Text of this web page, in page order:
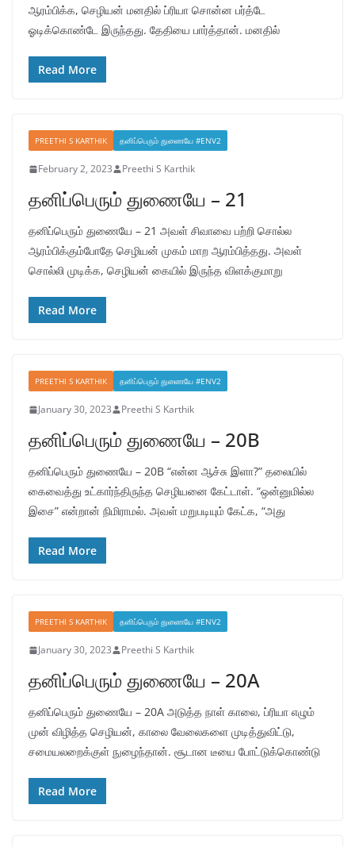
ஆரம்பிக்க, செழியன் மனதில் ப்ரியா சொன்ன பர்த்டே
ஓடிக்கொண்டே இருந்தது. தேதியை பார்த்தான். மனதில்
Read More
PREETHI S KARTHIK தனிப்பெரும் துணையே #ENV2
February 2, 2023 Preethi S Karthik
தனிப்பெரும் துணையே – 21
தனிப்பெரும் துணையே – 21 அவள் சிவாவை பற்றி சொல்ல
ஆரம்பிக்கும்போதே செழியன் முகம் மாற ஆரம்பித்தது. அவள்
சொல்லி முடிக்க, செழியன் கையில் இருந்த விளக்குமாறு
Read More
PREETHI S KARTHIK தனிப்பெரும் துணையே #ENV2
January 30, 2023 Preethi S Karthik
தனிப்பெரும் துணையே – 20B
தனிப்பெரும் துணையே – 20B “என்ன ஆச்சு இளா?” தலையில்
கைவைத்து உட்கார்ந்திருந்த செழியனை கேட்டாள். “ஒன்னுமில்ல
இசை” என்றான் நிமிராமல். அவள் மறுபடியும் கேட்க, “அது
Read More
PREETHI S KARTHIK தனிப்பெரும் துணையே #ENV2
January 30, 2023 Preethi S Karthik
தனிப்பெரும் துணையே – 20A
தனிப்பெரும் துணையே – 20A அடுத்த நாள் காலை, ப்ரியா எழும்
முன் விழித்த செழியன், காலை வேலைகளை முடித்துவிட்டு,
சமையலறைக்குள் நுழைந்தான். சூடான டீயை போட்டுக்கொண்டு
Read More